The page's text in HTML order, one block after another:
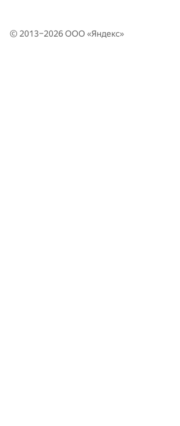
© 2013–2026 ООО «Яндекс»